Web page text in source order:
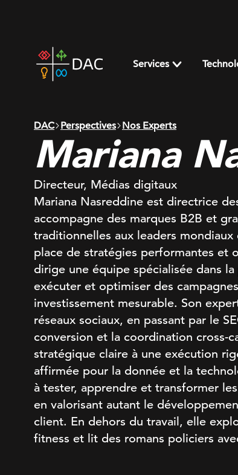
home
page
Services
DAC Perspectives Nos Experts
Mariana
Directeur, Médias digitaux
Mariana Nasreddine est directrice
accompagne des marques B2B et
traditionnelles aux leaders mondiaux
place de stratégies performantes et
dirige une équipe spécialisée dans
exécuter et optimiser des
investissement mesurable. Son
réseaux sociaux, en passant par le
conversion et la coordination cross-
stratégique claire à une exécution
affirmée pour la donnée et la
à tester, apprendre et transformer
en valorisant autant le
client. En dehors du travail, elle
fitness et lit des romans policiers